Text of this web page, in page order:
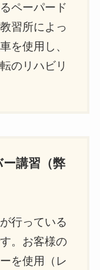
ペーパード
習所によっ
を使用し、
のリハビリ
講習（弊
行っている
。お客様の
を使用（レ